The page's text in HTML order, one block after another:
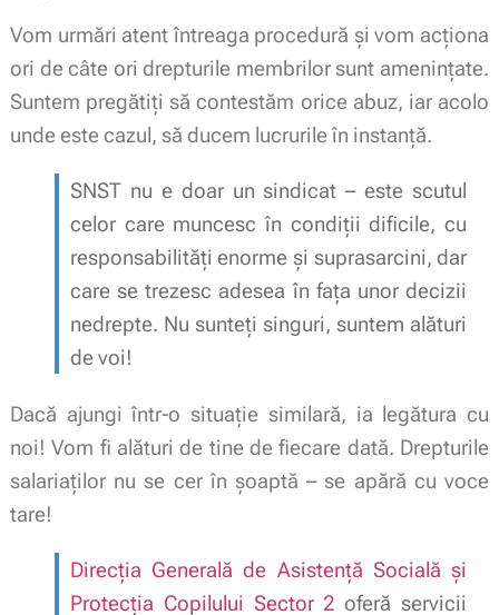
Vom urmări atent întreaga procedură și vom acționa
ori de câte ori drepturile membrilor sunt amenințate.
Suntem pregătiți să contestăm orice abuz, iar acolo
unde este cazul, să ducem lucrurile în instanță.
SNST nu e doar un sindicat – este scutul
celor care muncesc în condiții dificile, cu
responsabilități enorme și suprasarcini, dar
care se trezesc adesea în fața unor decizii
nedrepte. Nu sunteți singuri, suntem alături
de voi!
Dacă ajungi într-o situație similară, ia legătura cu
noi! Vom fi alături de tine de fiecare dată. Drepturile
salariaților nu se cer în șoaptă – se apără cu voce
tare!
Direcția Generală de Asistență Socială și
Protecția Copilului Sector 2 oferă servicii